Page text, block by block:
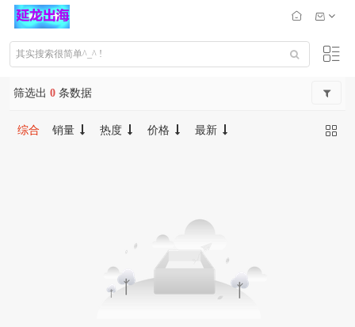
筛选出 0 条数据
综合 销量 热度 价格 最新